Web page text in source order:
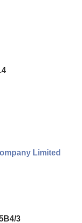
Limited
3